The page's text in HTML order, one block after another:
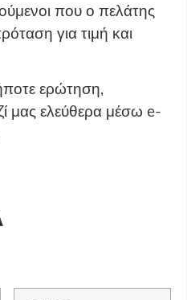
που ο πελάτης
για τιμή και
ερώτηση,
μας ελεύθερα μέσω e-